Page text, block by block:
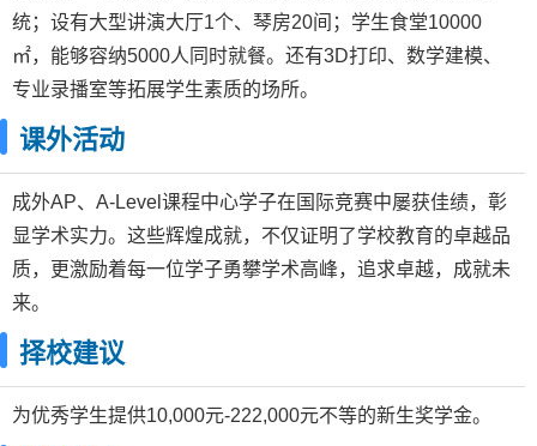
统；设有大型讲演大厅1个、琴房20间；学生食堂10000
㎡，能够容纳5000人同时就餐。还有3D打印、数学建模、
专业录播室等拓展学生素质的场所。
课外活动
成外AP、A-Level课程中心学子在国际竞赛中屡获佳绩，彰
显学术实力。这些辉煌成就，不仅证明了学校教育的卓越品
质，更激励着每一位学子勇攀学术高峰，追求卓越，成就未
来。
择校建议
为优秀学生提供10,000元-222,000元不等的新生奖学金。